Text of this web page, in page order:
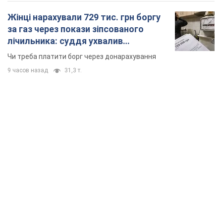
Жінці нарахували 729 тис. грн боргу
за газ через покази зіпсованого
лічильника: суддя ухвалив
неочікуване рішення
Чи треба платити борг через донарахування
9 часов назад 31,3 т.